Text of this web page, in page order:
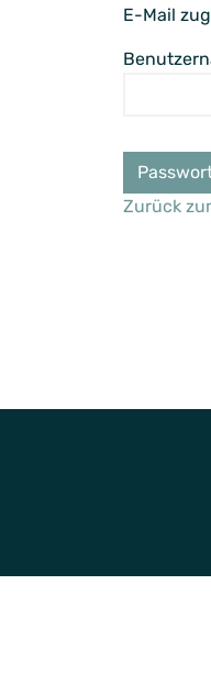
E-Mail
Zurück